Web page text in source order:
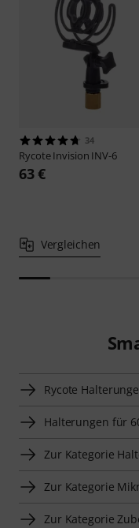
34
RycoteInvision INV-6
63 €
Vergleichen
Rycote
Halterungen für
Zur Kategorie
Zur Kategorie
Zur Kategorie